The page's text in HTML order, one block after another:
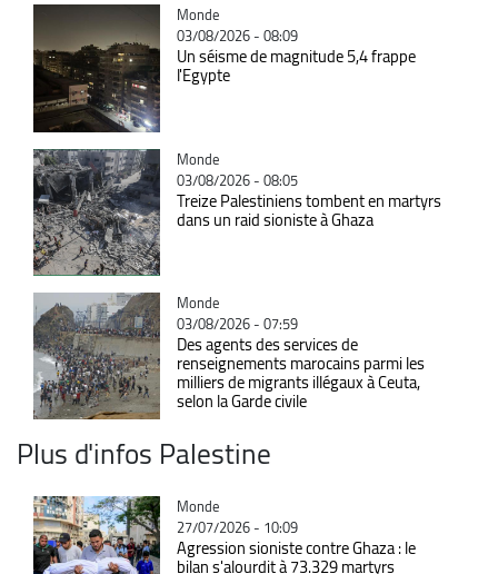
Catégorie
Monde
03/08/2026 - 08:09
Un séisme de magnitude 5,4 frappe
l'Egypte
Catégorie
Monde
03/08/2026 - 08:05
Treize Palestiniens tombent en martyrs
dans un raid sioniste à Ghaza
Catégorie
Monde
03/08/2026 - 07:59
Des agents des services de
renseignements marocains parmi les
milliers de migrants illégaux à Ceuta,
selon la Garde civile
Plus d'infos Palestine
Catégorie
Monde
27/07/2026 - 10:09
Agression sioniste contre Ghaza : le
bilan s'alourdit à 73.329 martyrs